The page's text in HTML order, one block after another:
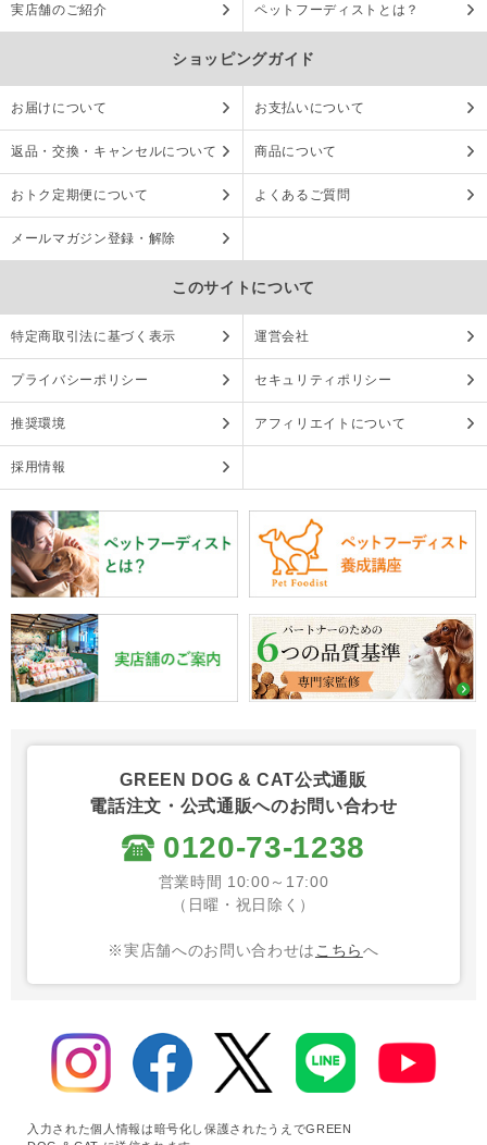
実店舗のご紹介 ペットフーディストとは？
ショッピングガイド
お届けについて お支払いについて
返品・交換・キャンセルについて 商品について
おトク定期便について よくあるご質問
メールマガジン登録・解除
このサイトについて
特定商取引法に基づく表示 運営会社
プライバシーポリシー セキュリティポリシー
推奨環境 アフィリエイトについて
採用情報
GREEN DOG & CAT公式通販
電話注文・公式通販へのお問い合わせ
0120-73-1238
営業時間 10:00～17:00
（日曜・祝日除く）
※実店舗へのお問い合わせは こちらへ
入力された個人情報は暗号化し保護されたうえでGREEN